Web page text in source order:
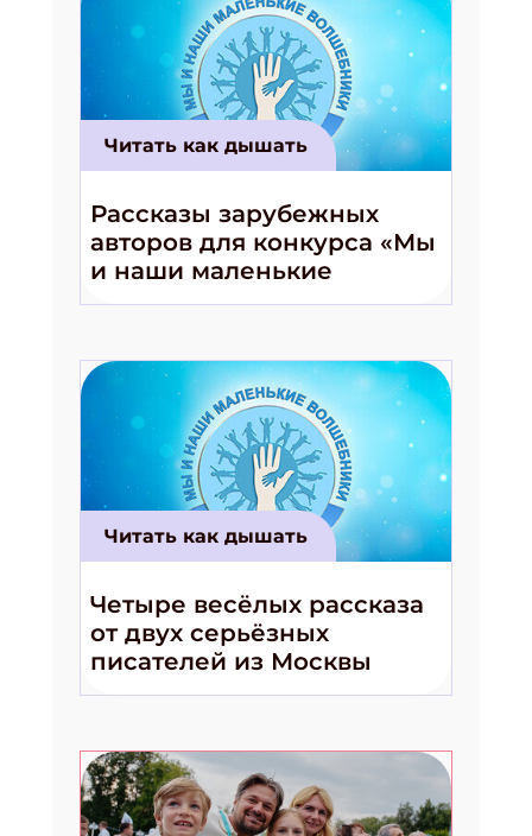
Читать как дышать
Рассказы зарубежных
авторов для конкурса «Мы
и наши маленькие
волшебники!»
Читать как дышать
Четыре весёлых рассказа
от двух серьёзных
писателей из Москвы
Получи электронный "Классный журнал" в
подарок!